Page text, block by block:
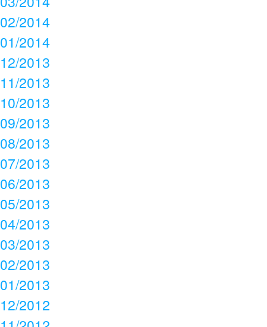
02/2014
01/2014
12/2013
11/2013
10/2013
09/2013
08/2013
07/2013
06/2013
05/2013
04/2013
03/2013
02/2013
01/2013
12/2012